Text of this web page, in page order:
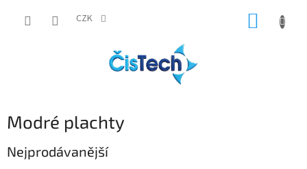
CZK
Modré plachty
Nejprodávanější